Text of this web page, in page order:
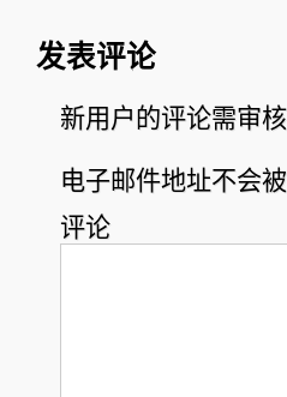
发表评论
新用户的评论需审
电子邮件地址不会被
评论